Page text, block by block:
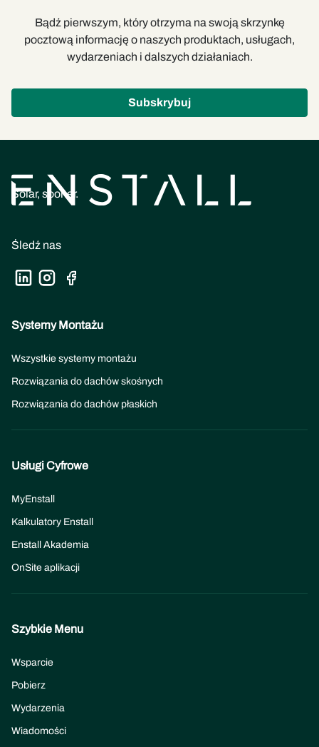
Bądź pierwszym, który otrzyma na swoją skrzynkę
pocztową informację o naszych produktach, usługach,
wydarzeniach i dalszych działaniach.
Subskrybuj
Solar, sooner.
Śledź nas
Systemy Montażu
Wszystkie systemy montażu
Rozwiązania do dachów skośnych
Rozwiązania do dachów płaskich
Usługi Cyfrowe
MyEnstall
Kalkulatory Enstall
Enstall Akademia
OnSite aplikacji
Szybkie Menu
Wsparcie
Pobierz
Wydarzenia
Wiadomości